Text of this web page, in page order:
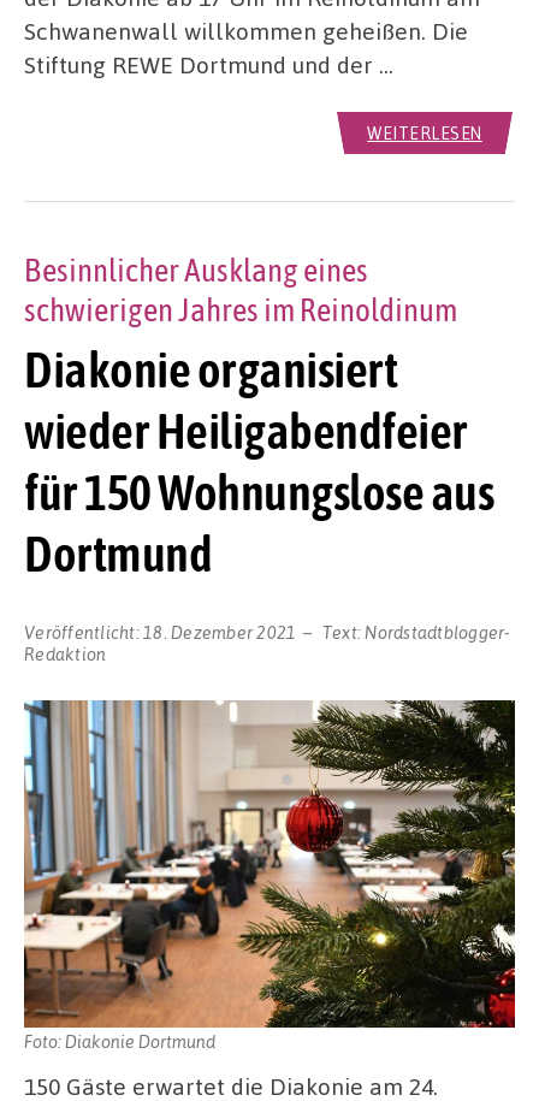
Schwanenwall willkommen geheißen. Die
Stiftung REWE Dortmund und der …
WEITERLESEN
Diakonie organisiert
wieder Heiligabendfeier
für 150 Wohnungslose aus
Dortmund
Besinnlicher Ausklang eines
schwierigen Jahres im Reinoldinum
Veröffentlicht: 18. Dezember 2021 Text: Nordstadtblogger-
Redaktion
Foto: Diakonie Dortmund
150 Gäste erwartet die Diakonie am 24.